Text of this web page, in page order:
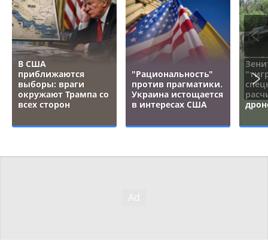
В США
приближаются
выборы: враги
окружают Трампа со
всех сторон
"Рациональность"
против прагматики.
Украина истощается
в интересах США